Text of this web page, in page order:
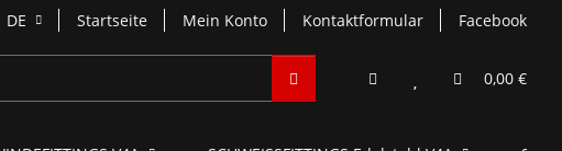
DE Startseite Mein Konto Kontaktformular Facebook
0,00 €